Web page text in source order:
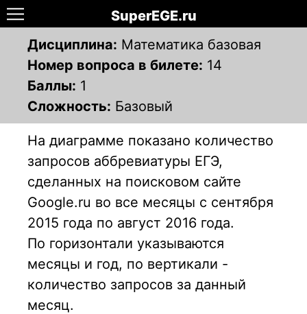
SuperEGE.ru
Дисциплина: Математика базовая
Номер вопроса в билете: 14
Баллы: 1
Сложность: Базовый
На диаграмме показано количество
запросов аббревиатуры ЕГЭ,
сделанных на поисковом сайте
Google.ru во все месяцы с сентября
2015 года по август 2016 года.
По горизонтали указываются
месяцы и год, по вертикали -
количество запросов за данный
месяц.